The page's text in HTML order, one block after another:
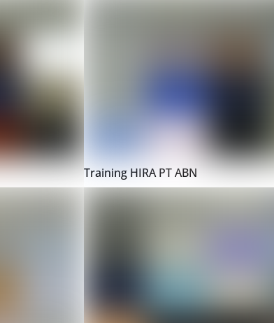
Training HIRA PT ABN